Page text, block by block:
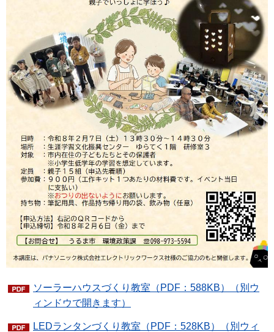
ソーラーハウスづくり教室（PDF：588KB）（別ウ
ィンドウで開きます）
LEDランタンづくり教室（PDF：528KB）（別ウィ